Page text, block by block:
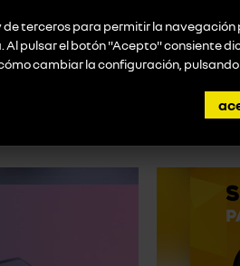
. Actualmente son de 20
a la perfección.
promociones
terceros para permitir la navegación
Al pulsar el botón "Acepto" consiente
cambiar la configuración, pulsando